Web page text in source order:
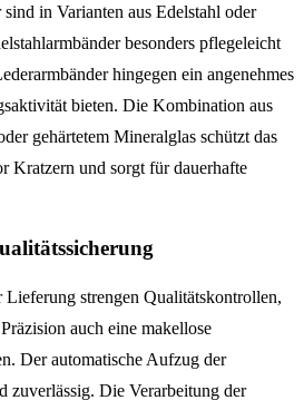
in Varianten aus Edelstahl oder
besonders pflegeleicht
hingegen ein angenehmes
bieten. Die Kombination aus
gehärtetem Mineralglas schützt das
Kratzern und sorgt für dauerhafte
strengen Qualitätskontrollen,
auch eine makellose
Der automatische Aufzug der
zuverlässig. Die Verarbeitung der